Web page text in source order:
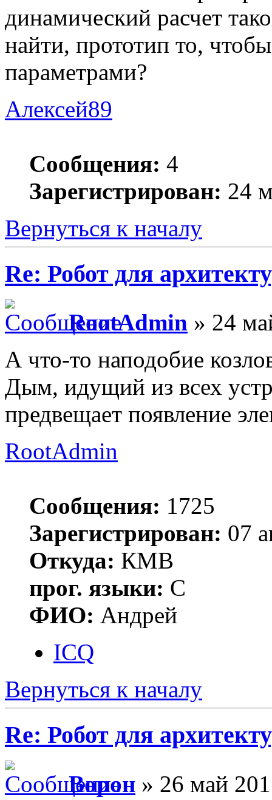
динамический расчет
найти, прототип то,
параметрами?
Алексей89
Сообщения: 4
Зарегистрирован: 24
Вернуться к началу
Re: Робот для
RootAdmin » 24
А что-то наподобие
Дым, идущий из всех
предвещает появление
RootAdmin
Сообщения: 1725
Зарегистрирован: 07
Откуда: КМВ
прог. языки: C
ФИО: Андрей
ICQ
Вернуться к началу
Re: Робот для
Ворон » 26 май